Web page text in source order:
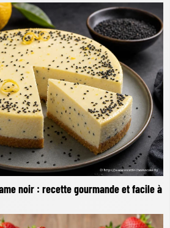
noir : recette gourmande et facile à